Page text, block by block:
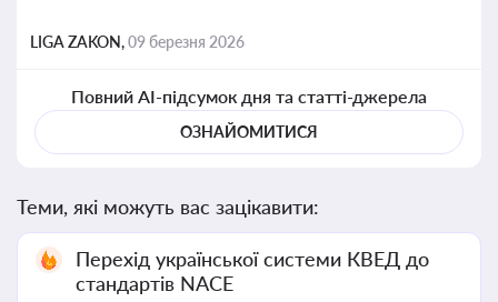
LIGA ZAKON,09 березня 2026
Повний AI-підсумок дня та статті-джерела
ОЗНАЙОМИТИСЯ
Теми, які можуть вас зацікавити:
Перехід української системи КВЕД до
стандартів NACE